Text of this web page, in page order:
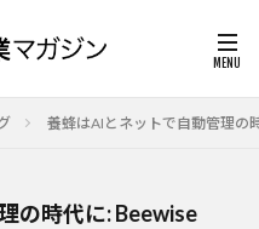
養蜂はAIとネットで自動管理の
の時代に: Beewise